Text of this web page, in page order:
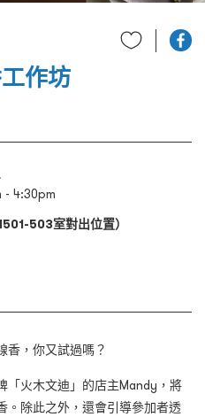
作坊
- 4:30pm
503室對出位置）
香，你又試過嗎？
「火木文迪」的店主Mandy，將
。除此之外，還會引導參加者透